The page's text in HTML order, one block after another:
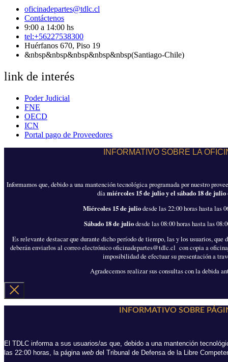
oficinadepartes@tdlc.cl
Contáctenos
9:00 a 14:00 hs
tel:+56227538300
Huérfanos 670, Piso 19
&nbsp&nbsp&nbsp&nbsp&nbsp(Santiago-Chile)
link de interés
Poder Judicial
FNE
OECD
ICN
Portal pago de Proveedores
INFORMATIVO SOBRE LA
Informamos que, debido a una mantención tecnológica programada por nuestro
díamiércoles 15 de julioy el sábado 18 de julio
Miércoles 15 de juliodesde las 22:00 horas hasta las
Sábado 18 de juliodesde las 08:00 horas hasta las
Es relevante destacar que durante dicho período de tiempo, las y los usuarios,
deberán enviarlos al correo electrónicooficinadepartes@tdlc.cl con copia a
imposibilidad de efectuar su presentación a
Agradecemos realizar sus consultas con la debida
INFORMATIVO SOBRE
El TDLC informa a sus usuarios/as que, debido a una mantención
las 22:00 horas, la página web del Tribunal de Defensa de la Libre